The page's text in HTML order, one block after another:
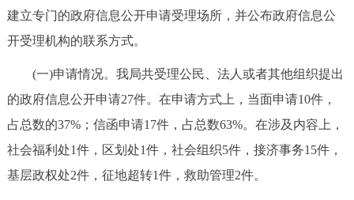
建立专门的政府信息公开申请受理场所，并公布政府信息公
开受理机构的联系方式。
(一)申请情况。我局共受理公民、法人或者其他组织提出
的政府信息公开申请27件。在申请方式上，当面申请10件，
占总数的37%；信函申请17件，占总数63%。在涉及内容上，
社会福利处1件，区划处1件，社会组织5件，接济事务15件，
基层政权处2件，征地超转1件，救助管理2件。